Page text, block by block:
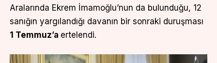
Aralarında Ekrem İmamoğlu’nun da bulunduğu, 12
sanığın yargılandığı davanın bir sonraki duruşması
1 Temmuz’a ertelendi.